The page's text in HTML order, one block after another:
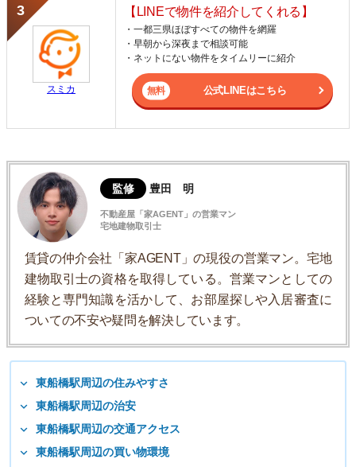
スミカ
【LINEで物件を紹介してくれる】
・一都三県ほぼすべての物件を網羅
・早朝から深夜まで相談可能
・ネットにない物件をタイムリーに紹介
公式LINEはこちら
監修 豊田 明
不動産屋「家AGENT」の営業マン
宅地建物取引士
賃貸の仲介会社「家AGENT」の現役の営業マン。宅地
建物取引士の資格を取得している。営業マンとしての
経験と専門知識を活かして、お部屋探しや入居審査に
ついての不安や疑問を解決しています。
東船橋駅周辺の住みやすさ
東船橋駅周辺の治安
東船橋駅周辺の交通アクセス
東船橋駅周辺の買い物環境